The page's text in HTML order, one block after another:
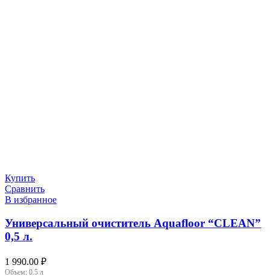
Купить
Сравнить
В избранное
Универсальный очиститель Aquafloor “CLEAN”
0,5 л.
1 990.00 ₽
Объем: 0.5 л